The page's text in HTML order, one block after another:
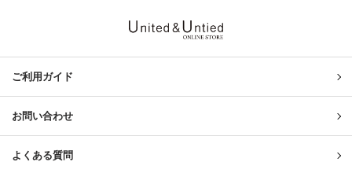
ご利用ガイド
お問い合わせ
よくある質問